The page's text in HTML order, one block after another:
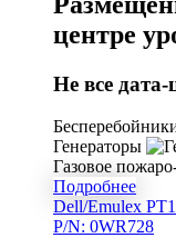
центре
Не все
Генераторы
Газовое
Подробнее
Dell/Emulex
P/N: 0WR728